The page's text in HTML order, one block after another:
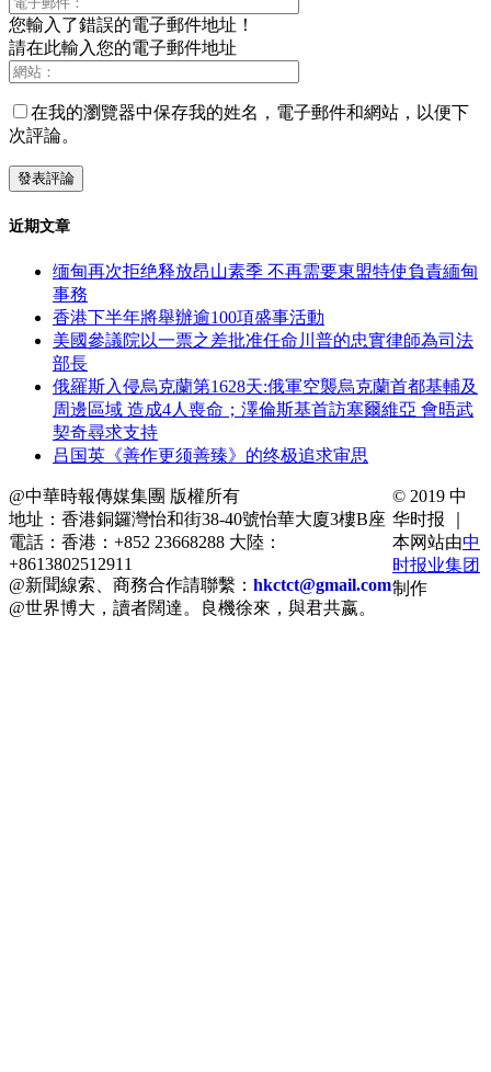
您輸入了錯誤的電子郵件地址！
請在此輸入您的電子郵件地址
在我的瀏覽器中保存我的姓名，電子郵件和網站，以便下
次評論。
近期文章
缅甸再次拒绝释放昂山素季 不再需要東盟特使負責緬甸
事務
香港下半年將舉辦逾100項盛事活動
美國參議院以一票之差批准任命川普的忠實律師為司法
部長
俄羅斯入侵烏克蘭第1628天:俄軍空襲烏克蘭首都基輔及
周邊區域 造成4人喪命；澤倫斯基首訪塞爾維亞 會晤武
契奇尋求支持
吕国英《善作更须善臻》的终极追求审思
@中華時報傳媒集團 版權所有
地址：香港銅鑼灣怡和街38-40號怡華大廈3樓B座
電話：香港：+852 23668288 大陸：
+8613802512911
@新聞線索、商務合作請聯繫： hkctct@gmail.com
@世界博大，讀者闊達。良機徐來，與君共嬴。
© 2019 中
华时报 ｜
本网站由中
时报业集团
制作